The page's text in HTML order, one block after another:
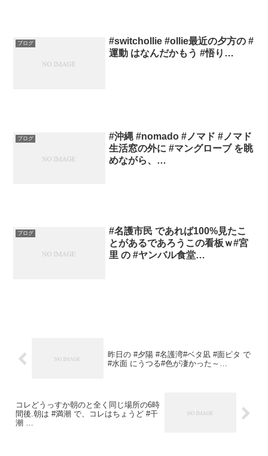
ブログ
#switchollie #ollie最近の夕方の #
運動 はなんだかもう #悟り…
ブログ
#沖縄 #nomado #ノマド #ノマド
生活窓の外に #マングローブ を眺
めながら、…
ブログ
#名護市民 であれば100%見たこ
とがあるであろうこの看板ｗ#宮
里 の #ヤンバル食堂…
昨日の #夕陽 #名護湾#ベタ凪 #面ピタ で
#水面 にうつる#色が凄かった～…
コレどうっすか朝のと全く同じ場所の6時
間後.朝は #満潮 で、コレはちょうど #干
潮 …